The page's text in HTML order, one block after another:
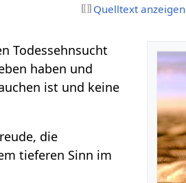
Quelltext anzeigen
Todessehnsucht
haben und
ist und keine
die
tieferen Sinn im